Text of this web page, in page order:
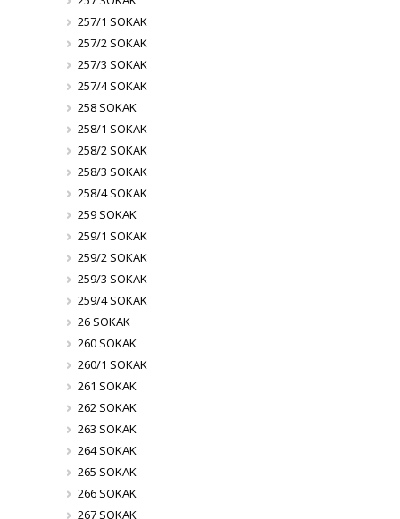
257/1 SOKAK
257/2 SOKAK
257/3 SOKAK
257/4 SOKAK
258 SOKAK
258/1 SOKAK
258/2 SOKAK
258/3 SOKAK
258/4 SOKAK
259 SOKAK
259/1 SOKAK
259/2 SOKAK
259/3 SOKAK
259/4 SOKAK
26 SOKAK
260 SOKAK
260/1 SOKAK
261 SOKAK
262 SOKAK
263 SOKAK
264 SOKAK
265 SOKAK
266 SOKAK
267 SOKAK